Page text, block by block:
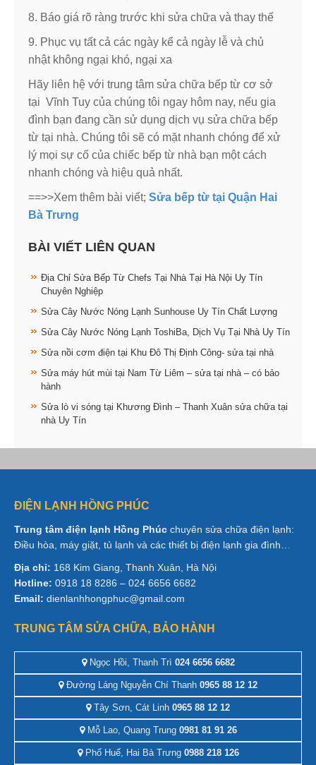
8. Báo giá rõ ràng trước khi sửa chữa và thay thế
9. Phục vụ tất cả các ngày kể cả ngày lễ và chủ
nhật không ngại khó, ngại xa
Hãy liên hệ với trung tâm sửa chữa bếp từ cơ sở
tại Vĩnh Tuy của chúng tôi ngay hôm nay, nếu gia
đình bạn đang cần sử dụng dịch vụ sửa chữa bếp
từ tại nhà. Chúng tôi sẽ có mặt nhanh chóng để xử
lý mọi sự cố của chiếc bếp từ nhà bạn một cách
nhanh chóng và hiệu quả nhất.
==>>Xem thêm bài viết; Sửa bếp từ tại Quận Hai
Bà Trưng
BÀI VIẾT LIÊN QUAN
Địa Chỉ Sửa Bếp Từ Chefs Tại Nhà Tại Hà Nội Uy Tín
Chuyên Nghiệp
Sửa Cây Nước Nóng Lạnh Sunhouse Uy Tín Chất Lượng
Sửa Cây Nước Nóng Lạnh ToshiBa, Dịch Vụ Tại Nhà Uy Tín
Sửa nồi cơm điện tại Khu Đô Thị Định Công- sửa tại nhà
Sửa máy hút mùi tại Nam Từ Liêm – sửa tại nhà – có bảo
hành
Sửa lò vi sóng tại Khương Đình – Thanh Xuân sửa chữa tại
nhà Uy Tín
ĐIỆN LẠNH HỒNG PHÚC
Trung tâm điện lạnh Hồng Phúc chuyên sửa chữa điện lạnh:
Điều hòa, máy giặt, tủ lạnh và các thiết bị điện lạnh gia đình…
Địa chỉ: 168 Kim Giang, Thanh Xuân, Hà Nội
Hotline: 0918 18 8286 – 024 6656 6682
Email: dienlanhhongphuc@gmail.com
TRUNG TÂM SỬA CHỮA, BẢO HÀNH
Ngọc Hồi, Thanh Trì 024 6656 6682
Đường Láng Nguyễn Chí Thanh 0965 88 12 12
Tây Sơn, Cát Linh 0965 88 12 12
Mỗ Lao, Quang Trung0981 81 91 26
Phố Huế, Hai Bà Trưng0988 218 126